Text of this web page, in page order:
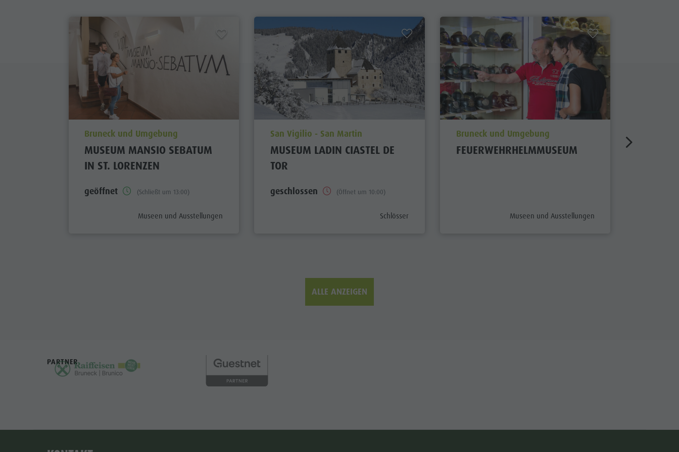
aria.poi_location_prefix
Bruneck und Umgebung
MUSEUM MANSIO SEBATUM
IN ST. LORENZEN
geöffnet (Schließt um 13:00)
aria.poi_category_prefix
Museen und Ausstellungen
aria.poi_location_prefix
San Vigilio - San Martin
MUSEUM LADIN CIASTEL DE
TOR
geschlossen (Öffnet um 10:00)
aria.poi_category_prefix
Schlösser
aria.poi_location_prefix
Bruneck und Umgebung
FEUERWEHRHELMMUSEUM
aria.poi_category_prefix
Museen und Ausstellungen
ALLE ANZEIGEN
PARTNER